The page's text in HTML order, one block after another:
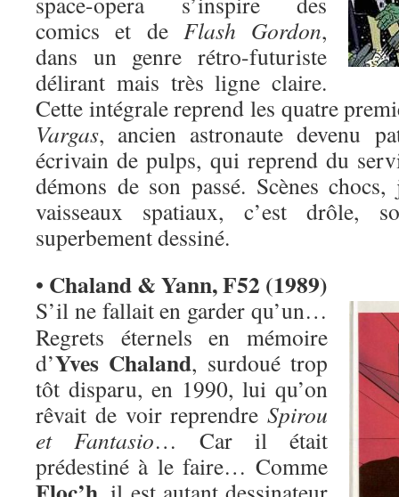
comics et de Flash Gordon,
dans un genre rétro-futuriste
délirant mais très ligne claire.
Cette intégrale reprend les quatre
Vargas, ancien astronaute devenu
écrivain de pulps, qui reprend du
démons de son passé. Scènes
vaisseaux spatiaux, c’est drôle,
superbement dessiné.
• Chaland & Yann, F52 (1989)
S’il ne fallait en garder qu’un…
Regrets éternels en mémoire
d’Yves Chaland, surdoué trop
tôt disparu, en 1990, lui qu’on
rêvait de voir reprendre Spirou
et Fantasio… Car il était
prédestiné à le faire… Comme